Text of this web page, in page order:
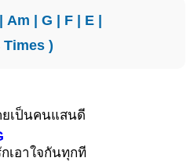
Am | G | F | E |
Times )
ยเป็นคนแสนดี
กเอาใจกันทุกที